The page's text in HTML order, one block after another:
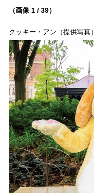
（画像 1 / 39）
クッキー・アン（提供写真）